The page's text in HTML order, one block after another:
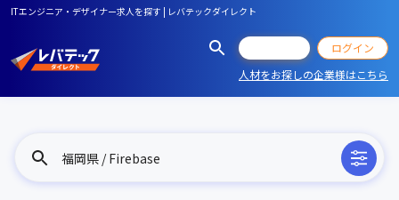
ITエンジニア・デザイナー求人を探す | レバテックダイレクト
ログイン
人材をお探しの企業様はこちら
福岡県 / Firebase